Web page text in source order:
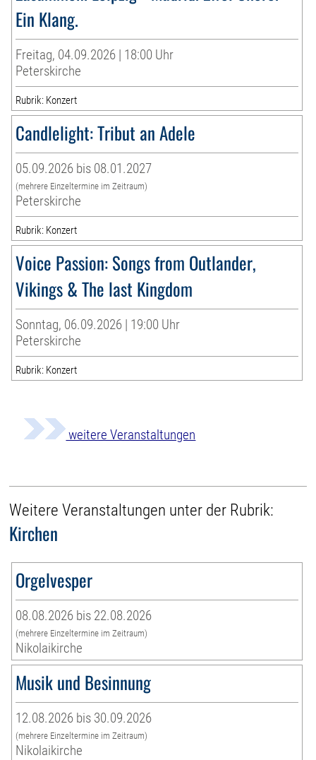
Ein Klang.
Freitag, 04.09.2026 | 18:00 Uhr
Peterskirche
Rubrik: Konzert
Candlelight: Tribut an Adele
05.09.2026 bis 08.01.2027
(mehrere Einzeltermine im Zeitraum)
Peterskirche
Rubrik: Konzert
Voice Passion: Songs from Outlander,
Vikings & The last Kingdom
Sonntag, 06.09.2026 | 19:00 Uhr
Peterskirche
Rubrik: Konzert
weitere Veranstaltungen
Weitere Veranstaltungen unter der Rubrik:
Kirchen
Orgelvesper
08.08.2026 bis 22.08.2026
(mehrere Einzeltermine im Zeitraum)
Nikolaikirche
Musik und Besinnung
12.08.2026 bis 30.09.2026
(mehrere Einzeltermine im Zeitraum)
Nikolaikirche